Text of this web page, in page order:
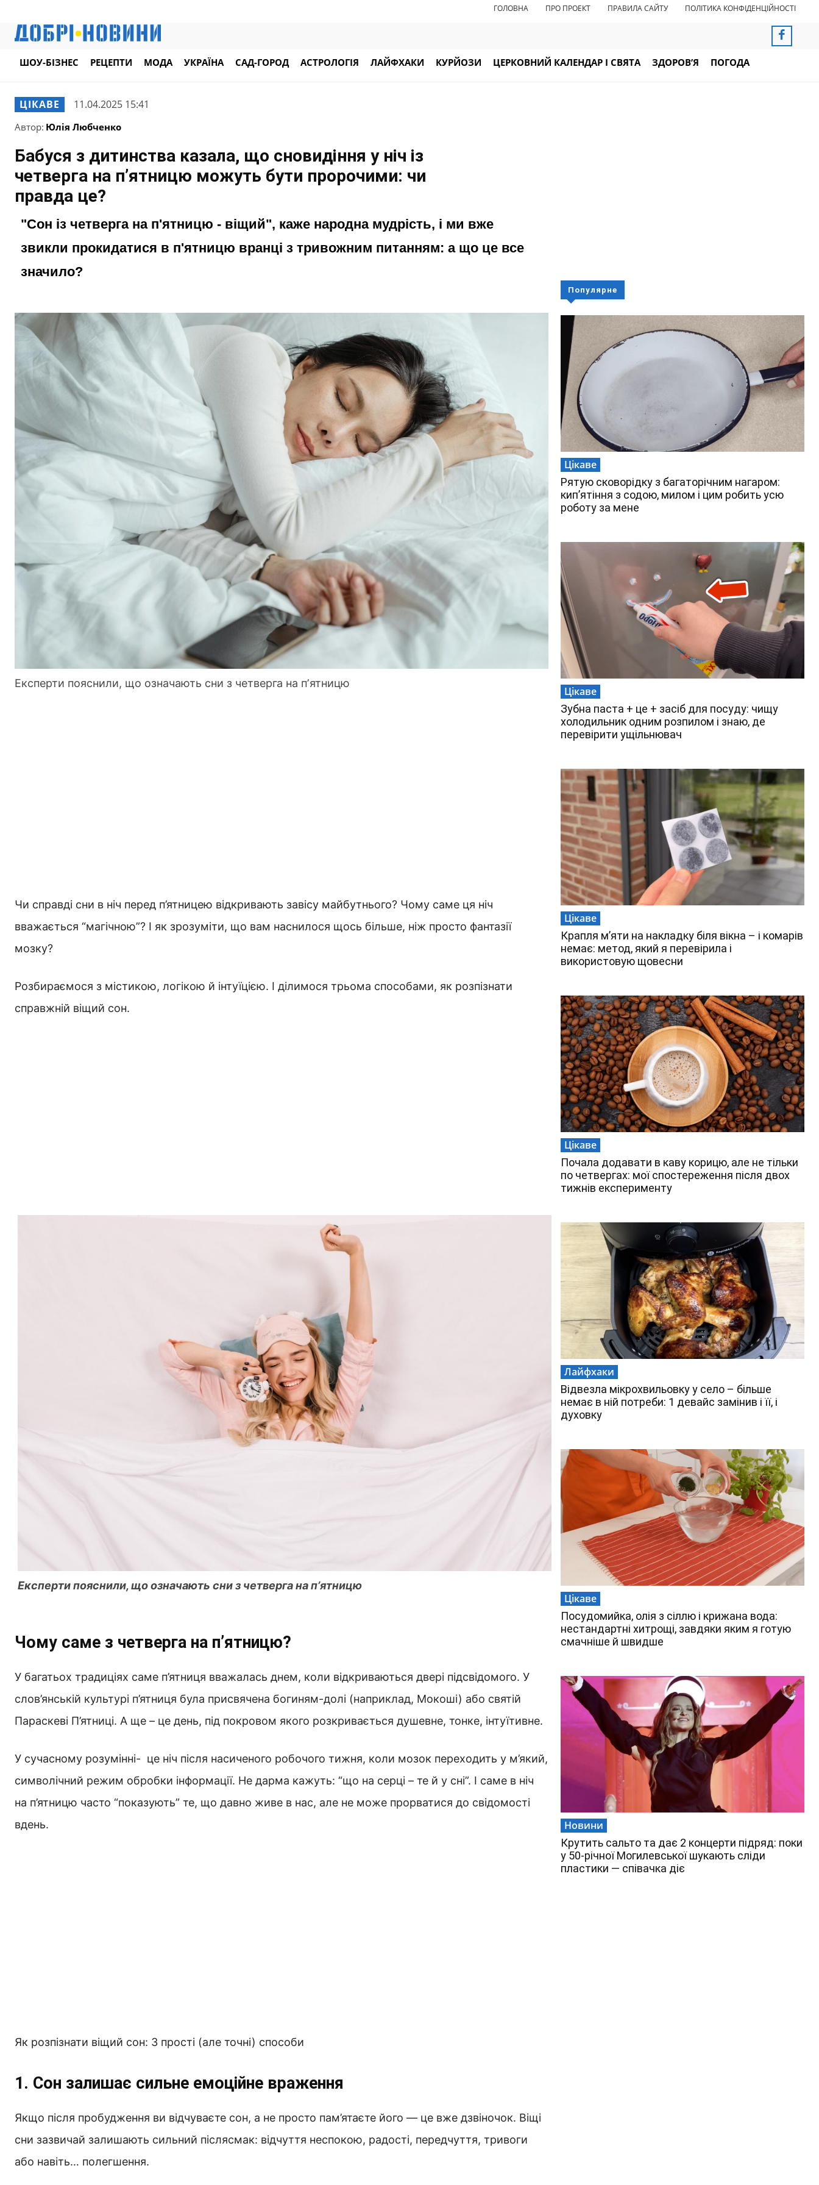
ГОЛОВНА ПРО ПРОЕКТ ПРАВИЛА САЙТУ ПОЛІТИКА КОНФІДЕНЦІЙНОСТІ
ШОУ-БІЗНЕС РЕЦЕПТИ МОДА УКРАЇНА САД-ГОРОД АСТРОЛОГІЯ ЛАЙФХАКИ КУРЙОЗИ ЦЕРКОВНИЙ КАЛЕНДАР І СВЯТА ЗДОРОВ’Я ПОГОДА
ЦІКАВЕ 11.04.2025 15:41
Автор: Юлія Любченко
Бабуся з дитинства казала, що сновидіння у ніч із
четверга на п’ятницю можуть бути пророчими: чи
правда це?
"Сон із четверга на п'ятницю - віщий", каже народна мудрість, і ми вже
звикли прокидатися в п'ятницю вранці з тривожним питанням: а що це все
значило?
Експерти пояснили, що означають сни з четверга на пʼятницю
Чи справді сни в ніч перед п’ятницею відкривають завісу майбутнього? Чому саме ця ніч
вважається “магічною”? І як зрозуміти, що вам наснилося щось більше, ніж просто фантазії
мозку?
Розбираємося з містикою, логікою й інтуїцією. І ділимося трьома способами, як розпізнати
справжній віщий сон.
Експерти пояснили, що означають сни з четверга на пʼятницю
Чому саме з четверга на п’ятницю?
У багатьох традиціях саме п’ятниця вважалась днем, коли відкриваються двері підсвідомого. У
слов’янській культурі п’ятниця була присвячена богиням-долі (наприклад, Мокоші) або святій
Параскеві П’ятниці. А ще – це день, під покровом якого розкривається душевне, тонке, інтуїтивне.
У сучасному розумінні- це ніч після насиченого робочого тижня, коли мозок переходить у м’який,
символічний режим обробки інформації. Не дарма кажуть: “що на серці – те й у сні”. І саме в ніч
на п’ятницю часто “показують” те, що давно живе в нас, але не може прорватися до свідомості
вдень.
Як розпізнати віщий сон: 3 прості (але точні) способи
1. Сон залишає сильне емоційне враження
Якщо після пробудження ви відчуваєте сон, а не просто пам’ятаєте його — це вже дзвіночок. Віщі
сни зазвичай залишають сильний післясмак: відчуття неспокою, радості, передчуття, тривоги
або навіть… полегшення.
Популярне
Цікаве
Рятую сковорідку з багаторічним нагаром:
кип’ятіння з содою, милом і цим робить усю
роботу за мене
Цікаве
Зубна паста + це + засіб для посуду: чищу
холодильник одним розпилом і знаю, де
перевірити ущільнювач
Цікаве
Крапля м’яти на накладку біля вікна – і комарів
немає: метод, який я перевірила і
використовую щовесни
Цікаве
Почала додавати в каву корицю, але не тільки
по четвергах: мої спостереження після двох
тижнів експерименту
Лайфхаки
Відвезла мікрохвильовку у село – більше
немає в ній потреби: 1 девайс замінив і її, і
духовку
Цікаве
Посудомийка, олія з сіллю і крижана вода:
нестандартні хитрощі, завдяки яким я готую
смачніше й швидше
Новини
Крутить сальто та дає 2 концерти підряд: поки
у 50-річної Могилевської шукають сліди
пластики — співачка діє